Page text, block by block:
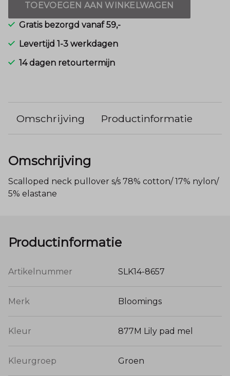
TOEVOEGEN AAN WINKELWAGEN
Gratis bezorgd vanaf 59,-
Levertijd 1-3 werkdagen
14 dagen retourtermijn
Omschrijving Productinformatie
Omschrijving
Scalloped neck pullover s/s 78% cotton/ 17% nylon/
5% elastane
Productinformatie
Artikelnummer SLK14-8657
Merk Bloomings
Kleur 877M Lily pad mel
Kleurgroep Groen